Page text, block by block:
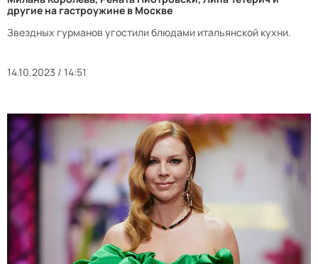
другие на гастроужине в Москве
Звездных гурманов угостили блюдами итальянской кухни.
14.10.2023 / 14:51